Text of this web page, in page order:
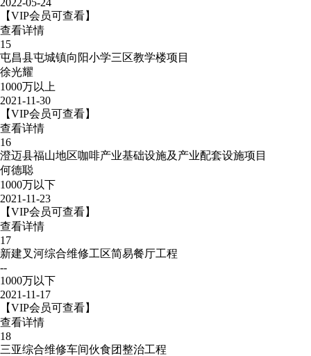
2022-05-24
【VIP会员可查看】
查看详情
15
屯昌县屯城镇向阳小学三区教学楼项目
徐光耀
1000万以上
2021-11-30
【VIP会员可查看】
查看详情
16
澄迈县福山地区咖啡产业基础设施及产业配套设施项目
何德聪
1000万以下
2021-11-23
【VIP会员可查看】
查看详情
17
新建叉河综合维修工区简易餐厅工程
--
1000万以下
2021-11-17
【VIP会员可查看】
查看详情
18
三亚综合维修车间伙食团整治工程